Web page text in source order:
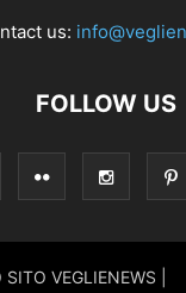
us:
FOLLOW US
SITO VEGLIENEWS |